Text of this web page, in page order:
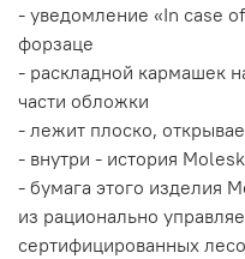
- уведомление «In case
форзаце
- раскладной кармашек
части обложки
- лежит плоско,
- внутри - история
- бумага этого изделия
из рационально
сертифицированных